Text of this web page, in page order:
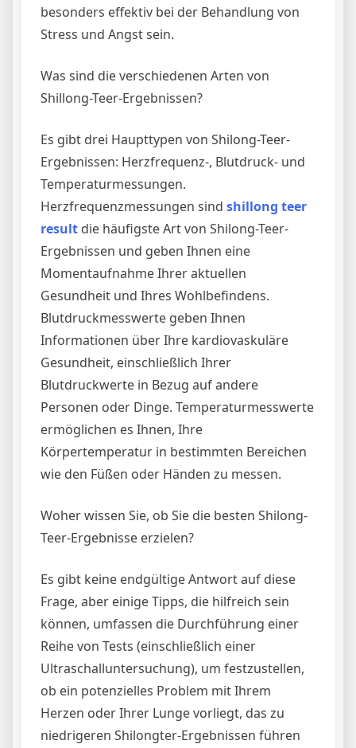
besonders effektiv bei der Behandlung von
Stress und Angst sein.
Was sind die verschiedenen Arten von
Shillong-Teer-Ergebnissen?
Es gibt drei Haupttypen von Shilong-Teer-
Ergebnissen: Herzfrequenz-, Blutdruck- und
Temperaturmessungen.
Herzfrequenzmessungen sind shillong teer
result die häufigste Art von Shilong-Teer-
Ergebnissen und geben Ihnen eine
Momentaufnahme Ihrer aktuellen
Gesundheit und Ihres Wohlbefindens.
Blutdruckmesswerte geben Ihnen
Informationen über Ihre kardiovaskuläre
Gesundheit, einschließlich Ihrer
Blutdruckwerte in Bezug auf andere
Personen oder Dinge. Temperaturmesswerte
ermöglichen es Ihnen, Ihre
Körpertemperatur in bestimmten Bereichen
wie den Füßen oder Händen zu messen.
Woher wissen Sie, ob Sie die besten Shilong-
Teer-Ergebnisse erzielen?
Es gibt keine endgültige Antwort auf diese
Frage, aber einige Tipps, die hilfreich sein
können, umfassen die Durchführung einer
Reihe von Tests (einschließlich einer
Ultraschalluntersuchung), um festzustellen,
ob ein potenzielles Problem mit Ihrem
Herzen oder Ihrer Lunge vorliegt, das zu
niedrigeren Shilongter-Ergebnissen führen